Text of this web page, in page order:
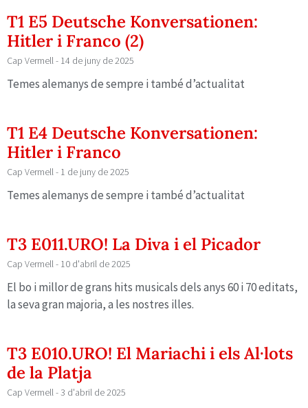
T1 E5 Deutsche Konversationen:
Hitler i Franco (2)
Cap Vermell 14 de juny de 2025
Temes alemanys de sempre i també d’actualitat
T1 E4 Deutsche Konversationen:
Hitler i Franco
Cap Vermell 1 de juny de 2025
Temes alemanys de sempre i també d’actualitat
T3 E011.URO! La Diva i el Picador
Cap Vermell 10 d'abril de 2025
El bo i millor de grans hits musicals dels anys 60 i 70 editats,
la seva gran majoria, a les nostres illes.
T3 E010.URO! El Mariachi i els Al·lots
de la Platja
Cap Vermell 3 d'abril de 2025